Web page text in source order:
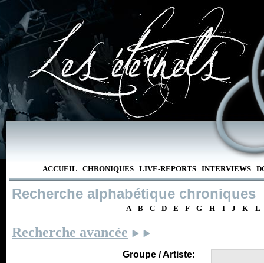
ACCUEIL CHRONIQUES LIVE-REPORTS INTERVIEWS
Recherche alphabétique chroniques
A B C D E F G H I J K L
Recherche avancée
Groupe / Artiste: